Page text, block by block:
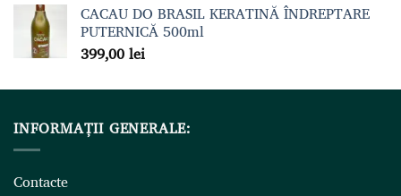
CACAU DO BRASIL KERATINĂ ÎNDREPTARE
PUTERNICĂ 500ml
399,00lei
INFORMAȚII GENERALE:
Contacte